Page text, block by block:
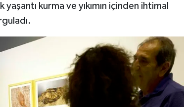
kurma ve yıkımın içinden ihtimal